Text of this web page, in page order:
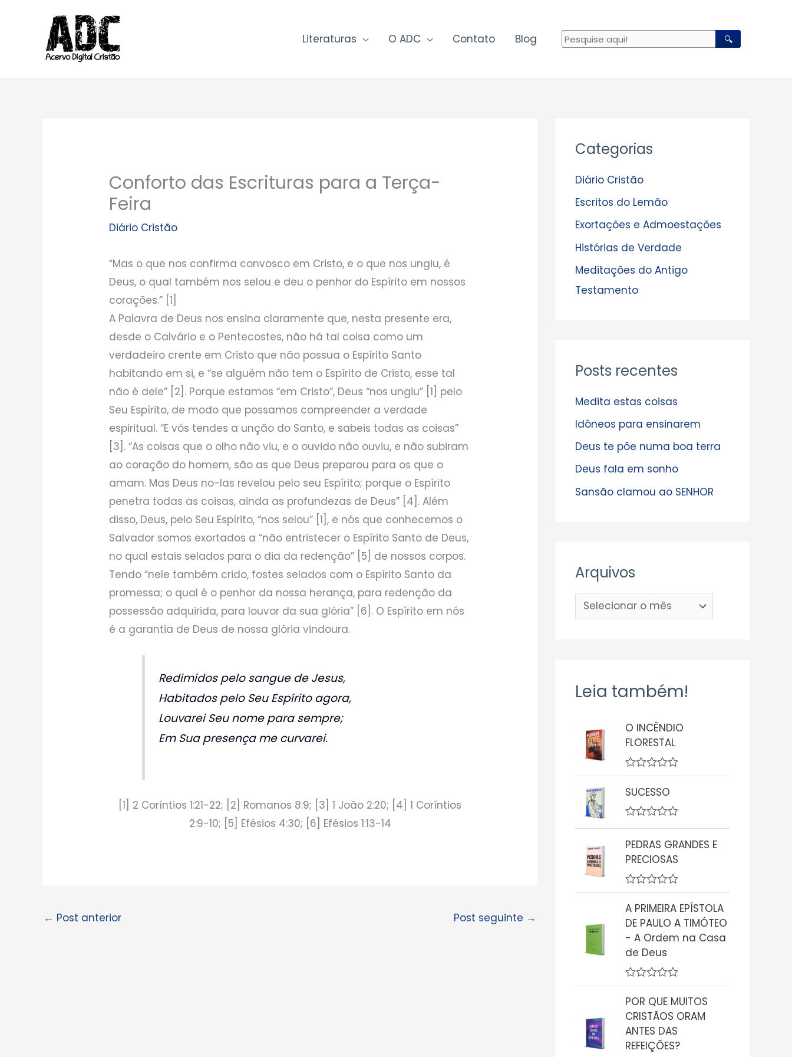
conteúdo
Literaturas O ADC Contato Blog 🔍
Conforto das Escrituras para a Terça-
Feira
Diário Cristão
“Mas o que nos confirma convosco em Cristo, e o que nos ungiu, é
Deus, o qual também nos selou e deu o penhor do Espírito em nossos
corações.” [1]
A Palavra de Deus nos ensina claramente que, nesta presente era,
desde o Calvário e o Pentecostes, não há tal coisa como um
verdadeiro crente em Cristo que não possua o Espírito Santo
habitando em si, e “se alguém não tem o Espírito de Cristo, esse tal
não é dele” [2]. Porque estamos “em Cristo”, Deus “nos ungiu” [1] pelo
Seu Espírito, de modo que possamos compreender a verdade
espiritual. “E vós tendes a unção do Santo, e sabeis todas as coisas”
[3]. “As coisas que o olho não viu, e o ouvido não ouviu, e não subiram
ao coração do homem, são as que Deus preparou para os que o
amam. Mas Deus no-las revelou pelo seu Espírito; porque o Espírito
penetra todas as coisas, ainda as profundezas de Deus” [4]. Além
disso, Deus, pelo Seu Espírito, “nos selou” [1], e nós que conhecemos o
Salvador somos exortados a “não entristecer o Espírito Santo de Deus,
no qual estais selados para o dia da redenção” [5] de nossos corpos.
Tendo “nele também crido, fostes selados com o Espírito Santo da
promessa; o qual é o penhor da nossa herança, para redenção da
possessão adquirida, para louvor da sua glória” [6]. O Espírito em nós
é a garantia de Deus de nossa glória vindoura.
Redimidos pelo sangue de Jesus,
Habitados pelo Seu Espírito agora,
Louvarei Seu nome para sempre;
Em Sua presença me curvarei.
[1] 2 Coríntios 1:21-22; [2] Romanos 8:9; [3] 1 João 2:20; [4] 1 Coríntios
2:9-10; [5] Efésios 4:30; [6] Efésios 1:13-14
← Post anterior Post seguinte →
Categorias
Diário Cristão
Escritos do Lemão
Exortações e Admoestações
Histórias de Verdade
Meditações do Antigo
Testamento
Posts recentes
Medita estas coisas
Idôneos para ensinarem
Deus te põe numa boa terra
Deus fala em sonho
Sansão clamou ao SENHOR
Arquivos
r
u
i
v
o
s
Leia também!
O INCÊNDIO
FLORESTAL
A
v
a
l
i
a
ã
o
d
SUCESSO
A
a
l
i
a
ç
ã
o
d
e
PEDRAS GRANDES E
PRECIOSAS
A
v
a
l
ç
o
0
e
5
A PRIMEIRA EPÍSTOLA
DE PAULO A TIMÓTEO
- A Ordem na Casa
de Deus
A
v
a
l
i
a
ç
POR QUE MUITOS
CRISTÃOS ORAM
ANTES DAS
REFEIÇÕES?